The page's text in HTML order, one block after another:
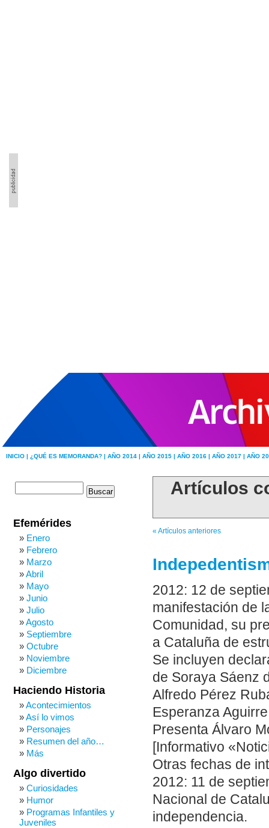
INICIO | ¿QUÉ ES MEMORANDA? | AÑO 2014 | AÑO 2015 | AÑO 2016 | AÑO 2017 | AÑO
Artículos
« Artículos anteriores
2012: 12 de
manifestación de
Comunidad, su
a Cataluña de
Se incluyen
de Soraya Sáenz
Alfredo Pérez
Esperanza
Presenta Álvaro
[Informativo
Otras fechas de
2012: 11 de
Nacional de
independencia.
Efemérides
Enero
Febrero
Marzo
Abril
Mayo
Junio
Julio
Agosto
Septiembre
Octubre
Noviembre
Diciembre
Haciendo Historia
Acontecimientos
Así lo vimos
Personajes
Resumen del año…
Más
Algo divertido
Curiosidades
Humor
Programas Infantiles y
Juveniles